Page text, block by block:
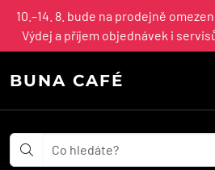
10.–14. 8. bude na prodejně
Výdej a příjem objednávek i
BUNA CAFÉ